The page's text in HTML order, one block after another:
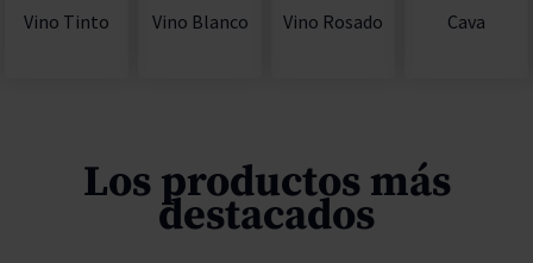
Vino Tinto Vino Blanco Vino Rosado Cava
Los productos más
destacados